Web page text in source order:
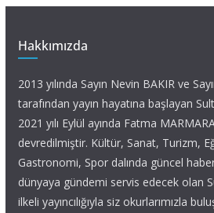
Hakkımızda
2013 yılında Sayın Nevin BAKIR ve
tarafından yayın hayatına başlayan
2021 yılı Eylül ayında Fatma
devredilmiştir. Kültür, Sanat, Turizm,
Gastronomi, Spor dalında güncel
dünyaya gündemi servis edecek olan
ilkeli yayıncılığıyla siz okurlarımızla